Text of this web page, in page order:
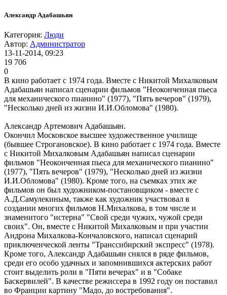
Александр Адабашьян
Категория: Люди
Автор: Администратор
13-11-2014, 09:23
19 706
0
В кино работает с 1974 года. Вместе с Никитой Михалковым
Адабашьян написал сценарии фильмов "Неоконченная пьеса
для механического пианино" (1977), "Пять вечеров" (1979),
"Несколько дней из жизни И.И.Обломова" (1980).
Александр Артемович Адабашьян.
Окончил Московское высшее художественное училище
(бывшее Строгановское). В кино работает с 1974 года. Вместе
с Никитой Михалковым Адабашьян написал сценарии
фильмов "Неоконченная пьеса для механического пианино"
(1977), "Пять вечеров" (1979), "Несколько дней из жизни
И.И.Обломова" (1980). Кроме того, на съемках этих же
фильмов он был художником-постановщиком - вместе с
А.Д.Самулекиным, также как художник участвовал в
создании многих фильмов Н.Михалкова, в том числе и
знаменитого "истерна" "Свой среди чужих, чужой среди
своих". Он, вместе с Никитой Михалковым и при участии
Андрона Михалкова-Кончаловского, написал сценарий
приключенческой ленты "Транссибирский экспресс" (1978).
Кроме того, Александр Адабашьян снялся в ряде фильмов,
среди его особо удачных и запомнившихся актерских работ
стоит выделить роли в "Пяти вечерах" и в "Собаке
Баскервилей". В качестве режиссера в 1992 году он поставил
во Франции картину "Мадо, до востребования".